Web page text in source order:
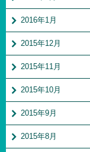
2016年1月
2015年12月
2015年11月
2015年10月
2015年9月
2015年8月